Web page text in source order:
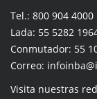
Tel.: 800 904 4000
Lada: 55 5282
Conmutador: 55
Correo:
Visita nuestras